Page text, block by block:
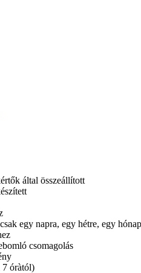
által összeállított
egy napra, egy hétre, egy
csomagolás
7 óràtól)